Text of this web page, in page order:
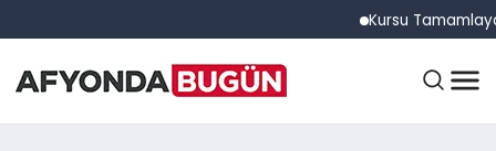
Kursu Tamamlayan